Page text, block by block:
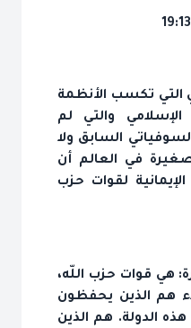
التي تكسب الأنظمة
والتي لم
السابق ولا
في العالم أن
لقوات حزب
هي قوات حزب اللّه،
هم الذين يحفظون
الدولة. هم الذين